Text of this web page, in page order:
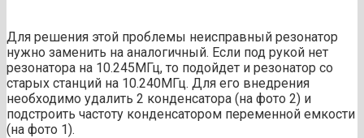
Для решения этой проблемы неисправный резонатор
нужно заменить на аналогичный. Если под рукой нет
резонатора на 10.245МГц, то подойдет и резонатор со
старых станций на 10.240МГц. Для его внедрения
необходимо удалить 2 конденсатора (на фото 2) и
подстроить частоту конденсатором переменной емкости
(на фото 1).